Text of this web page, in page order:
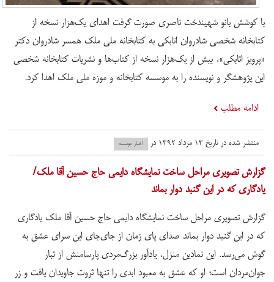
با کوشش بانو شهیندخت ناصری صورت گرفت اهدای یک‌هزار نسخه از
کتابخانه شخصی شادروان اتابکی به کتابخانه ملی ملک همسر شادروان دکتر
«پرویز اتابکی»، بیش از یک‌هزار نسخه از کتاب‌ها و نشریات کتابخانه شخصی
این پژوهشگر و نویسنده را به موسسه کتابخانه و موزه ملی ملک اهدا کرد.
ادامه مطلب
منتشر شده در تاریخ ۱۳ مرداد ۱۳۹۲ در اخبار موسسه
گزارش تصویری مراحل ساخت نمایشگاه دایمی حاج حسین آقا ملک/
یادگاری که در این گنبد دوار بماند
گزارش تصویری مراحل ساخت نمایشگاه دایمی حاج حسین آقا ملک یادگاری
که در این گنبد دوار بماند صدای پای زمان از جای‌جای این سرای عشق به
گوش می‌رسد. این نمادین منزل، یادآور بزرگ‌مردی پارسامنش از تبار
جوان‌مردان است؛ او که عشق به معبود ابدی را تنها ثروت جاویدان یافت و زر